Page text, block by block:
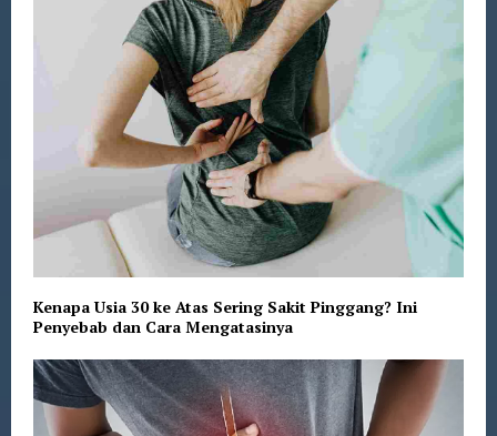
Kenapa Usia 30 ke Atas Sering Sakit Pinggang? Ini
Penyebab dan Cara Mengatasinya